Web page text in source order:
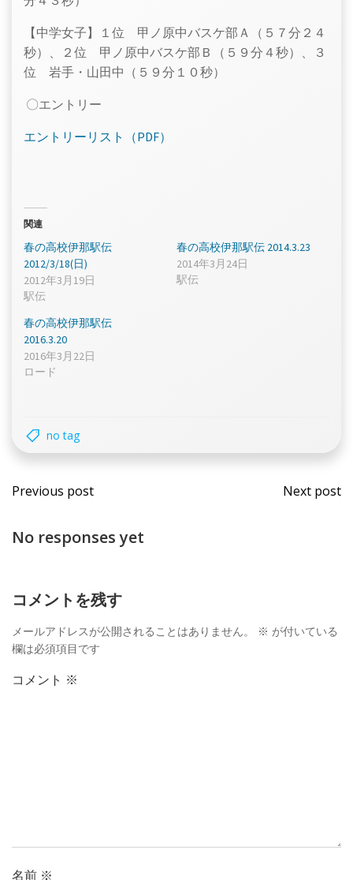
【中学女子】１位 甲ノ原中バスケ部Ａ（５７分２４
秒）、２位 甲ノ原中バスケ部Ｂ（５９分４秒）、３
位 岩手・山田中（５９分１０秒）
〇エントリー
エントリーリスト（PDF）
関連
春の高校伊那駅伝
2012/3/18(日)
2012年3月19日
駅伝
春の高校伊那駅伝 2014.3.23
2014年3月24日
駅伝
春の高校伊那駅伝
2016.3.20
2016年3月22日
ロード
no tag
Post
navigation
Previous post
Post
Next post
No responses yet
コメントを残す
メールアドレスが公開されることはありません。 ※ が付いている
欄は必須項目です
コメント ※
名前 ※